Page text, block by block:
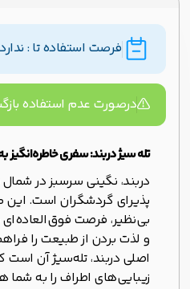
فرصت استفاده تا : ندارد
درصورت عدم استفاده بازگشت وجه
تله‌ سیژ دربند: سفری خاطره‌انگیز
دربند، نگینی سرسبز در
پذیرای گردشگران است. این
بی‌نظیر، فرصت فوق‌العاده‌ای
و لذت بردن از طبیعت را
اصلی دربند، تله‌سیژ آن است
زیبایی‌های اطراف را به